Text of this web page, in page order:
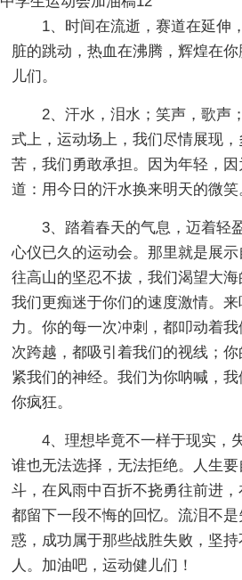
1、时间在流逝，赛道在延伸
脏的跳动，热血在沸腾，辉煌在
儿们。
2、汗水，泪水；笑声，歌声
式上，运动场上，我们尽情展现
苦，我们勇敢承担。因为年轻，
道：用今日的汗水换来明天的微笑
3、踏着春天的气息，迈着轻
心仪已久的运动会。那里就是展
往高山的坚忍不拔，我们渴望大海
我们更痴迷于你们的速度激情。
力。你的每一次冲刺，都叩动着
次跨越，都吸引着我们的视线；
紧我们的神经。我们为你呐喊，
你疯狂。
4、理想毕竟不一样于现实，
谁也无法选择，无法拒绝。人生
斗，在风雨中百折不挠勇往前进
都留下一段不悔的回忆。流泪不
惑，成功属于那些战胜失败，坚
人。加油吧，运动健儿们！